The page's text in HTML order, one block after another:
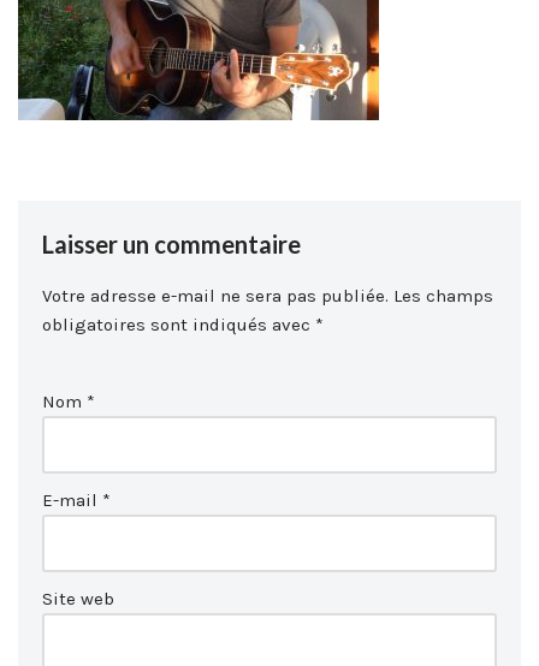
Laisser un commentaire
Votre adresse e-mail ne sera pas publiée. Les champs
obligatoires sont indiqués avec *
Nom *
E-mail *
Site web